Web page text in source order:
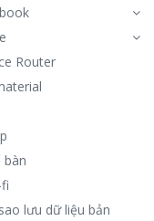
Router
bàn
lưu dữ liệu bản